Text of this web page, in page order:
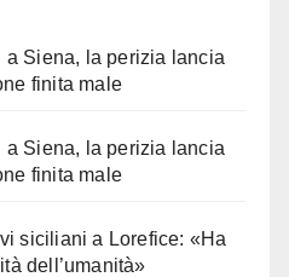
a Siena, la perizia lancia
finita male
a Siena, la perizia lancia
finita male
siciliani a Lorefice: «Ha
dell’umanità»